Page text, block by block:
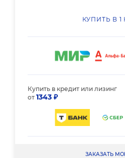
КУПИТЬ В 1
Купить в кредит или лизинг
от 1343 ₽
ЗАКАЗАТЬ